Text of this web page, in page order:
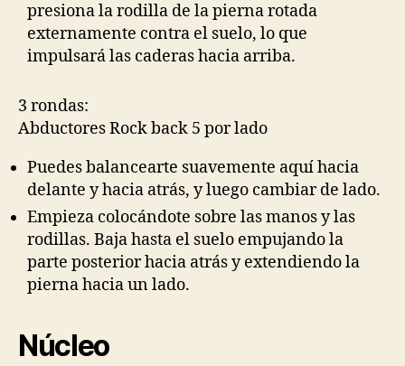
presiona la rodilla de la pierna rotada
externamente contra el suelo, lo que
impulsará las caderas hacia arriba.
3 rondas:
Abductores Rock back 5 por lado
Puedes balancearte suavemente aquí hacia
delante y hacia atrás, y luego cambiar de lado.
Empieza colocándote sobre las manos y las
rodillas. Baja hasta el suelo empujando la
parte posterior hacia atrás y extendiendo la
pierna hacia un lado.
Núcleo